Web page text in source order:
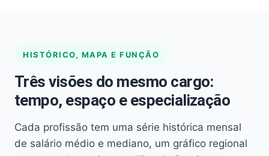
HISTÓRICO, MAPA E FUNÇÃO
Três visões do mesmo cargo:
tempo, espaço e especialização
Cada profissão tem uma série histórica mensal
de salário médio e mediano, um gráfico regional